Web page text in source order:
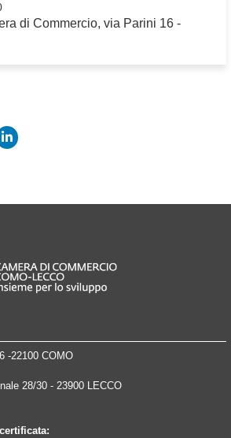
di Commercio, via Parini 16 -
-22100 COMO
28/30 - 23900 LECCO